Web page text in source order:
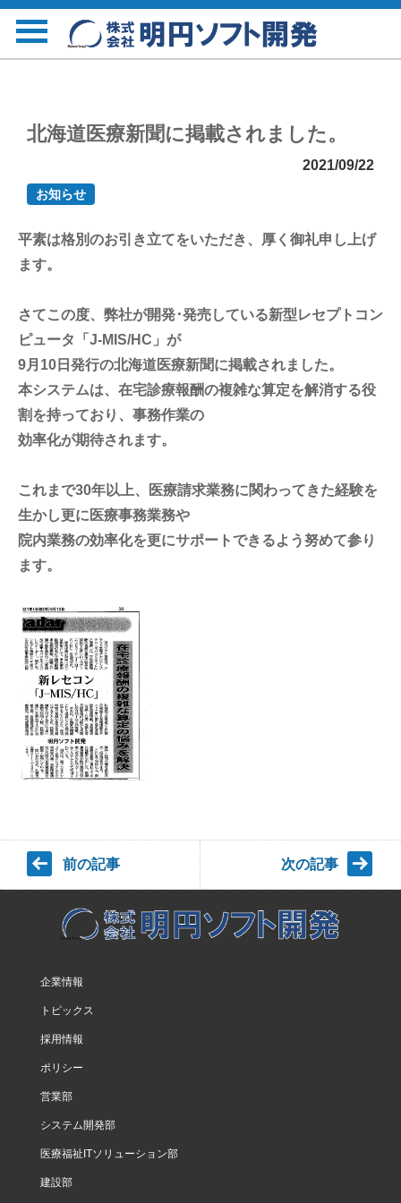
北海道医療新聞に掲載されました。
2021/09/22
お知らせ
平素は格別のお引き立てをいただき、厚く御礼申し上げ
ます。
さてこの度、弊社が開発･発売している新型レセプトコン
ピュータ「J-MIS/HC」が
9月10日発行の北海道医療新聞に掲載されました。
本システムは、在宅診療報酬の複雑な算定を解消する役
割を持っており、事務作業の
効率化が期待されます。
これまで30年以上、医療請求業務に関わってきた経験を
生かし更に医療事務業務や
院内業務の効率化を更にサポートできるよう努めて参り
ます。
前の記事 次の記事
企業情報
トピックス
採用情報
ポリシー
営業部
システム開発部
医療福祉ITソリューション部
建設部